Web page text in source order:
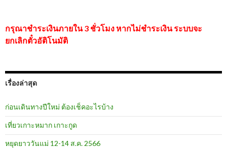
กรุณาชำระเงินภายใน 3 ชั่วโมง หากไม่ชำระเงิน ระบบจะ
ยกเลิกตั๋วอัติโนมัติ
เรื่องล่าสุด
ก่อนเดินทางปีใหม่ ต้องเช็คอะไรบ้าง
เที่ยวเกาะหมาก เกาะกูด
หยุดยาววันแม่ 12-14 ส.ค. 2566